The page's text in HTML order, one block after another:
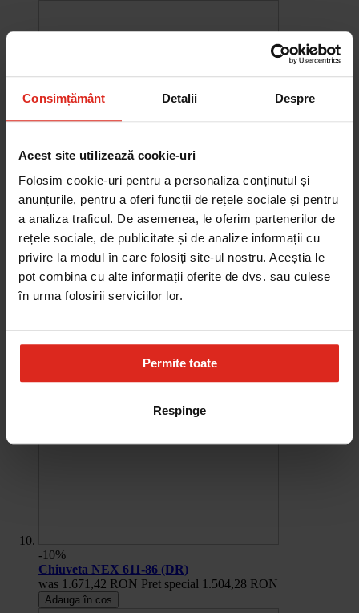
Consimțământ Detalii Despre
Acest site utilizează cookie-uri
Folosim cookie-uri pentru a personaliza conținutul și
anunțurile, pentru a oferi funcții de rețele sociale și pentru
a analiza traficul. De asemenea, le oferim partenerilor de
rețele sociale, de publicitate și de analize informații cu
privire la modul în care folosiți site-ul nostru. Aceștia le
pot combina cu alte informații oferite de dvs. sau culese
în urma folosirii serviciilor lor.
Permite toate
Respinge
-10%
Chiuveta Maris MRG 610-60
was 2.576,33 RON Pret special 2.318,70 RON
Adauga în cos
-10%
Chiuveta NEX 611-86 (DR)
was 1.671,42 RON Pret special 1.504,28 RON
Adauga în cos